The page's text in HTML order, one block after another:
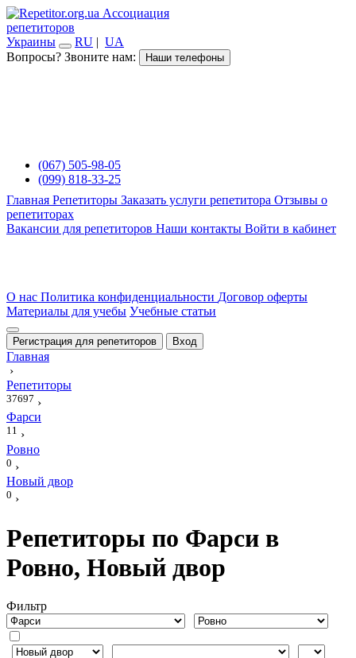
Ассоциация
репетиторов
Украины
RU | UA
Вопросы? Звоните нам:
Наши телефоны
(067) 505-98-05
(099) 818-33-25
Главная Репетиторы Заказать услуги репетитора Отзывы о
репетиторах
Вакансии для репетиторов Наши контакты Войти в кабинет
О нас Политика конфиденциальности Договор оферты
Материалы для учебы Учебные статьи
Регистрация для репетиторов Вход
Главная
›
Репетиторы
37697 ›
Фарси
11 ›
Ровно
0 ›
Новый двор
0 ›
Репетиторы по Фарси в
Ровно, Новый двор
Фильтр